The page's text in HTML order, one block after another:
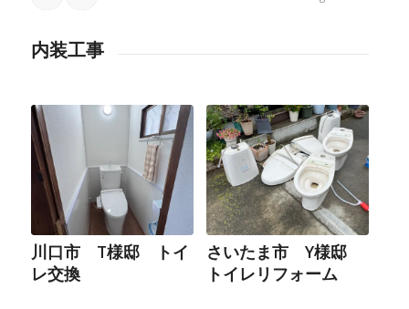
内装工事
川口市 T様邸 トイ
レ交換
さいたま市 Y様邸
トイレリフォーム